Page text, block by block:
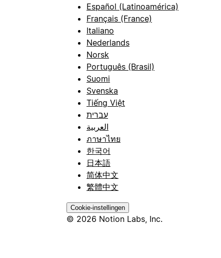
Español (Latinoamérica)
Français (France)
Italiano
Nederlands
Norsk
Português (Brasil)
Suomi
Svenska
Tiếng Việt
עברית
العربية
ภาษาไทย
한국어
日本語
简体中文
繁體中文
Cookie-instellingen
© 2026 Notion Labs, Inc.